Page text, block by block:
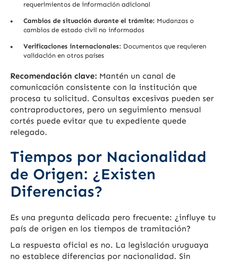
requerimientos de información adicional
Cambios de situación durante el trámite: Mudanzas o
cambios de estado civil no informados
Verificaciones internacionales: Documentos que requieren
validación en otros países
Recomendación clave: Mantén un canal de
comunicación consistente con la institución que
procesa tu solicitud. Consultas excesivas pueden ser
contraproductores, pero un seguimiento mensual
cortés puede evitar que tu expediente quede
relegado.
Tiempos por Nacionalidad
de Origen: ¿Existen
Diferencias?
Es una pregunta delicada pero frecuente: ¿influye tu
país de origen en los tiempos de tramitación?
La respuesta oficial es no. La legislación uruguaya
no establece diferencias por nacionalidad. Sin